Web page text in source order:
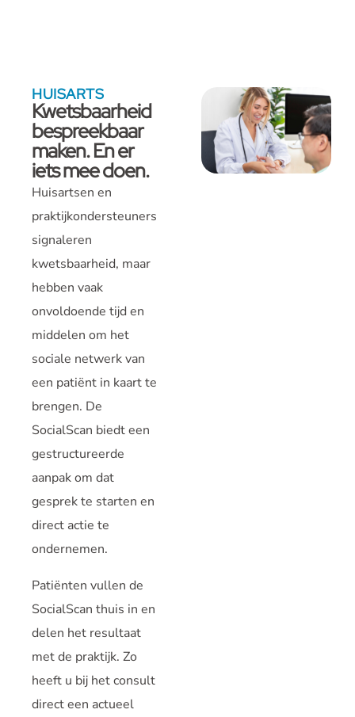
HUISARTS
Kwetsbaarheid
bespreekbaar
maken. En er
iets mee doen.
Huisartsen en
praktijkondersteuners
signaleren
kwetsbaarheid, maar
hebben vaak
onvoldoende tijd en
middelen om het
sociale netwerk van
een patiënt in kaart te
brengen. De
SocialScan biedt een
gestructureerde
aanpak om dat
gesprek te starten en
direct actie te
ondernemen.
Patiënten vullen de
SocialScan thuis in en
delen het resultaat
met de praktijk. Zo
heeft u bij het consult
direct een actueel